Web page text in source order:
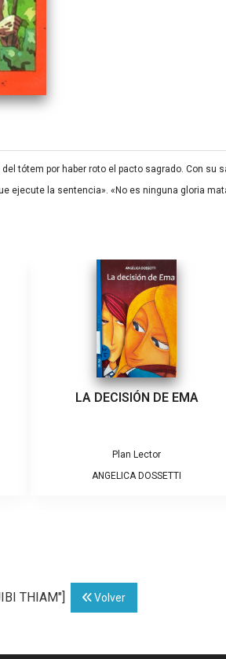
tótem por haber roto el pacto sagrado. Con
ejecute la sentencia». «No es ninguna gloria
LA DECISIÓN DE EMA
Plan Lector
ANGELICA DOSSETTI
THIAM"] Volver